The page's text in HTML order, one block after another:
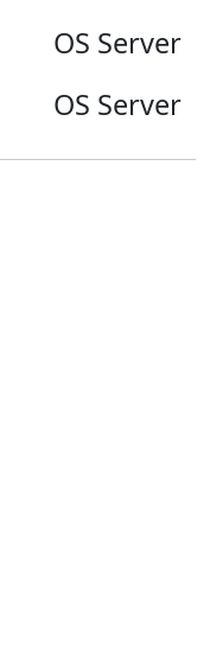
OS Server
OS Server